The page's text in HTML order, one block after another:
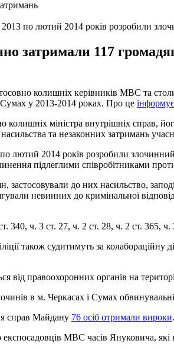
2013 по лютий 2014 років розробили
затримали 117
колишніх керівників МВС та
у 2013-2014 роках. Про це інформує
міністра внутрішніх справ,
насильства та незаконних затримань
лютий 2014 років розробили
підлеглими співробітниками
до них насильство,
невинних до кримінальної
340, ч. 3 ст. 27, ч. 2 ст. 28, ч. 2 ст. 365,
також судитимуть за
від правоохоронних органів на
в м. Черкасах і Сумах
справ Майдану 76 осіб отримали вироки.
МВС часів Януковича, які